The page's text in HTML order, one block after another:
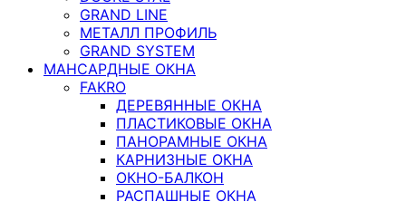
GRAND LINE
МЕТАЛЛ ПРОФИЛЬ
GRAND SYSTEM
МАНСАРДНЫЕ ОКНА
FAKRO
ДЕРЕВЯННЫЕ ОКНА
ПЛАСТИКОВЫЕ ОКНА
ПАНОРАМНЫЕ ОКНА
КАРНИЗНЫЕ ОКНА
ОКНО-БАЛКОН
РАСПАШНЫЕ ОКНА